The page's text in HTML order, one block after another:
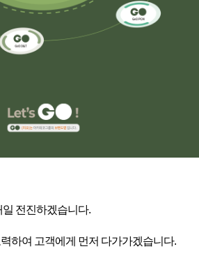
전진하겠습니다.
하여 고객에게 먼저 다가가겠습니다.